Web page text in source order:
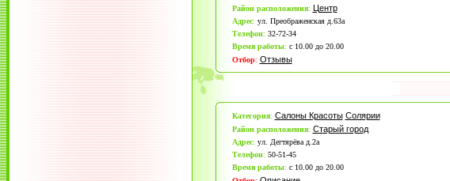
Район расположения: Центр
Адрес: ул. Преображенская д.63а
Телефон: 32-72-34
Время работы: с 10.00 до 20.00
Отбор: Отзывы
Категория: Салоны Красоты Солярии
Район расположения: Старый город
Адрес: ул. Дегтярёва д.2а
Телефон: 50-51-45
Время работы: с 10.00 до 20.00